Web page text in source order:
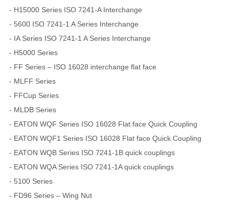
- H15000 Series ISO 7241-A Interchange
- 5600 ISO 7241-1 A Series Interchange
- IA Series ISO 7241-1 A Series Interchange
- H5000 Series
- FF Series – ISO 16028 interchange flat face
- MLFF Series
- FFCup Series
- MLDB Series
- EATON WQF Series ISO 16028 Flat face Quick Coupling
- EATON WQF1 Series ISO 16028 Flat face Quick Coupling
- EATON WQB Series ISO 7241-1B quick couplings
- EATON WQA Series ISO 7241-1A quick couplings
- 5100 Series
- FD96 Series – Wing Nut